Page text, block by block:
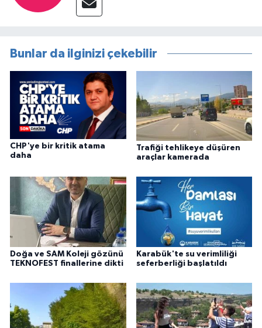
Bunlar da ilginizi çekebilir
CHP'ye bir kritik atama
daha
Trafiği tehlikeye düşüren
araçlar kamerada
Doğa ve SAM Koleji gözünü
TEKNOFEST finallerine dikti
Karabük'te su verimliliği
seferberliği başlatıldı